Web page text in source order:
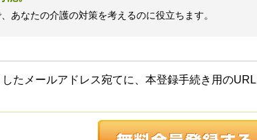
あなたの介護の対策を考えるのに役立ちます。
たメールアドレス宛てに、本登録手続き用の